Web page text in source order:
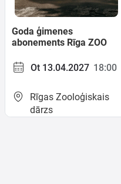
Goda ģimenes
abonements Rīga ZOO
apmeklējumam
Ot 13.04.2027 18:00
Rīgas Zooloģiskais
dārzs